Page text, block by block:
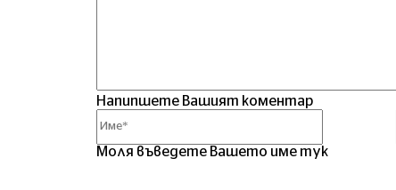
Напипшете Вашият коментар
Моля въведете Вашето име тук